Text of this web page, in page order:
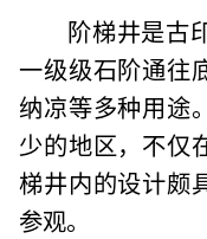
阶梯井是古
一级级石阶通往
纳凉等多种用途
少的地区，不仅
梯井内的设计颇
参观。